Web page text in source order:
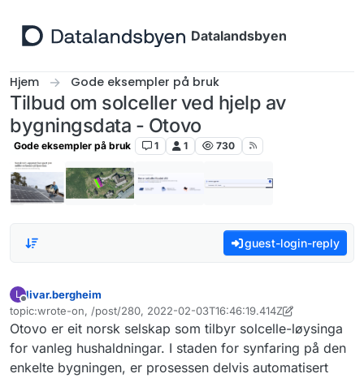
Datalandsbyen
Hjem Gode eksempler på bruk
Tilbud om solceller ved hjelp av
bygningsdata - Otovo
Gode eksempler på bruk 1 1 730
guest-login-reply
L
Frakoblet
livar.bergheim
topic:wrote-on, /post/280, 2022-02-03T16:46:19.414Z
Sist endret av livar.bergheim2. aug. 2022, 14:27
Otovo er eit norsk selskap som tilbyr solcelle-løysinga
for vanleg hushaldningar. I staden for synfaring på den
enkelte bygningen, er prosessen delvis automatisert